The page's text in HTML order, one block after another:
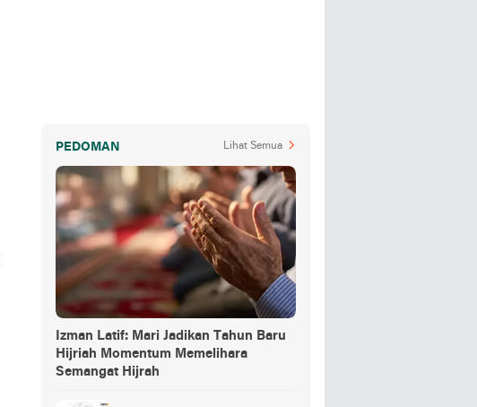
PEDOMAN Lihat Semua
Izman Latif: Mari Jadikan Tahun Baru
Hijriah Momentum Memelihara
Semangat Hijrah